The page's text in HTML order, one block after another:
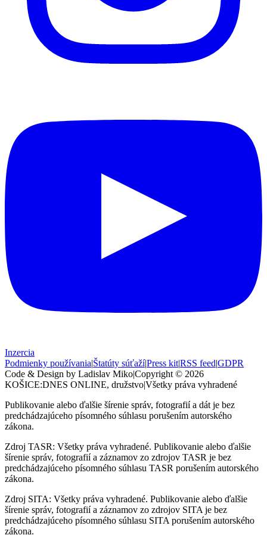
Inzercia
Podmienky používania|Štatúty súťaží|Press kit|RSS feed|GDPR
Code & Design by Ladislav Miko|Copyright © 2026
KOŠICE:DNES ONLINE, družstvo|Všetky práva vyhradené
Publikovanie alebo ďalšie šírenie správ, fotografií a dát je bez
predchádzajúceho písomného súhlasu porušením autorského
zákona.
Zdroj TASR: Všetky práva vyhradené. Publikovanie alebo ďalšie
šírenie správ, fotografií a záznamov zo zdrojov TASR je bez
predchádzajúceho písomného súhlasu TASR porušením autorského
zákona.
Zdroj SITA: Všetky práva vyhradené. Publikovanie alebo ďalšie
šírenie správ, fotografií a záznamov zo zdrojov SITA je bez
predchádzajúceho písomného súhlasu SITA porušením autorského
zákona.